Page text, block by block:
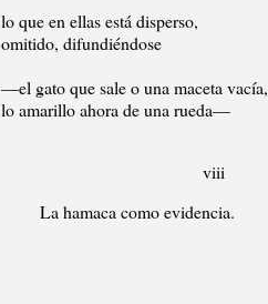
lo que en ellas está disperso,
omitido, difundiéndose
—el gato que sale o una maceta vacía,
lo amarillo ahora de una rueda—
viii
La hamaca como evidencia.